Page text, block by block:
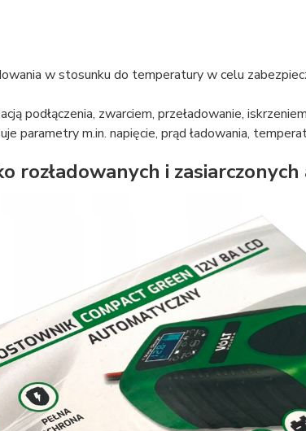
w stosunku do temperatury w celu
podłączenia, zwarciem, przeładowanie,
parametry m.in. napięcie, prąd ładowania,
rozładowanych i